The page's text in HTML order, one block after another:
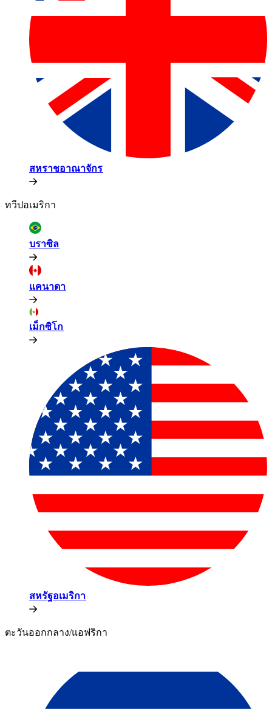
สหราชอาณาจักร​​
ทวีปอเมริกา​​
บราซิล​​
แคนาดา​​
เม็กซิโก​​
สหรัฐอเมริกา​​
ตะวันออกกลาง/แอฟริกา​​